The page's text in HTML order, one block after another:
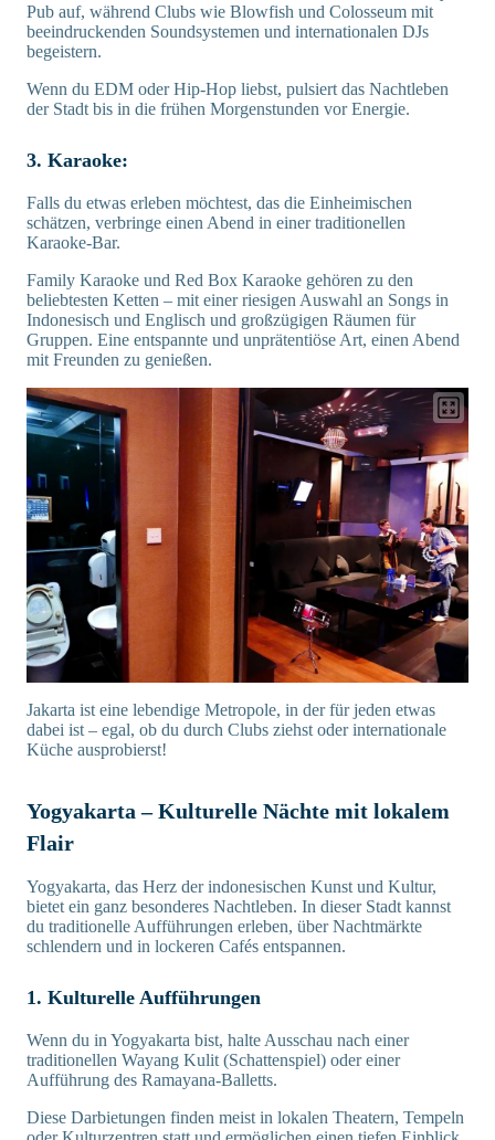
Pub auf, während Clubs wie Blowfish und Colosseum mit
beeindruckenden Soundsystemen und internationalen DJs
begeistern.
Wenn du EDM oder Hip-Hop liebst, pulsiert das Nachtleben
der Stadt bis in die frühen Morgenstunden vor Energie.
3. Karaoke:
Falls du etwas erleben möchtest, das die Einheimischen
schätzen, verbringe einen Abend in einer traditionellen
Karaoke-Bar.
Family Karaoke und Red Box Karaoke gehören zu den
beliebtesten Ketten – mit einer riesigen Auswahl an Songs in
Indonesisch und Englisch und großzügigen Räumen für
Gruppen. Eine entspannte und unprätentiöse Art, einen Abend
mit Freunden zu genießen.
Jakarta ist eine lebendige Metropole, in der für jeden etwas
dabei ist – egal, ob du durch Clubs ziehst oder internationale
Küche ausprobierst!
Yogyakarta – Kulturelle Nächte mit lokalem
Flair
Yogyakarta, das Herz der indonesischen Kunst und Kultur,
bietet ein ganz besonderes Nachtleben. In dieser Stadt kannst
du traditionelle Aufführungen erleben, über Nachtmärkte
schlendern und in lockeren Cafés entspannen.
1. Kulturelle Aufführungen
Wenn du in Yogyakarta bist, halte Ausschau nach einer
traditionellen Wayang Kulit (Schattenspiel) oder einer
Aufführung des Ramayana-Balletts.
Diese Darbietungen finden meist in lokalen Theatern, Tempeln